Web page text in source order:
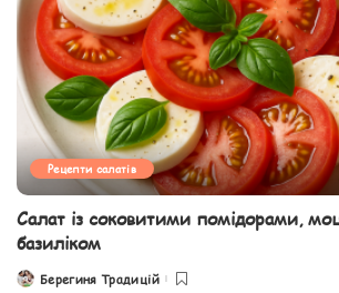
Рецепти салатів
Салат із соковитими помідорами,
базиліком
PostedБерегиня Традицій